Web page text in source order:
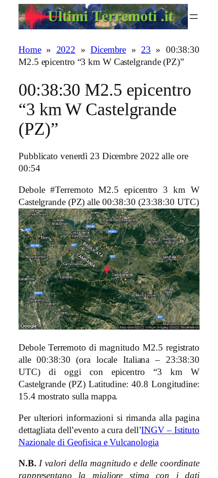
Home» 2022 » Dicembre »23 » 00:38:30
M2.5 epicentro “3 km W Castelgrande (PZ)”
00:38:30 M2.5 epicentro
“3 km W Castelgrande
(PZ)”
Pubblicato venerdì 23 Dicembre 2022 alle ore
00:54
Debole #Terremoto M2.5 epicentro 3 km W
Castelgrande (PZ) alle 00:38:30 (23:38:30 UTC)
Debole Terremoto di magnitudo M2.5 registrato
alle 00:38:30 (ora locale Italiana – 23:38:30
UTC) di oggi con epicentro “3 km W
Castelgrande (PZ)Latitudine: 40.8 Longitudine:
15.4 mostrato sulla mappa.
Per ulteriori informazioni si rimanda alla pagina
dettagliata dell’evento a cura dell’INGV – Istituto
Nazionale di Geofisica e Vulcanologia
N.B. I valori della magnitudo e delle coordinate
rappresentano la migliore stima con i dati